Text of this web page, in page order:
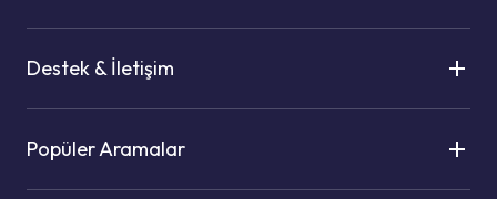
Destek & İletişim
Popüler Aramalar